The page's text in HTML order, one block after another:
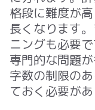
格段に難度が
長くなります
ニングも必要で
専門的な問題
字数の制限の
ておく必要があ